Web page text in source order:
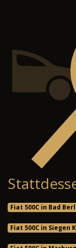
Fiat 500C in Bad
Fiat 500C in Siegen